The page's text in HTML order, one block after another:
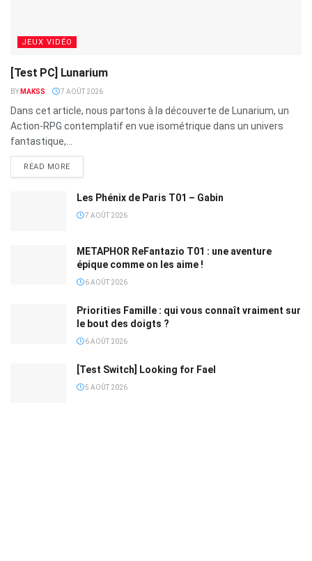
JEUX VIDÉO
[Test PC] Lunarium
BY MAKSS 7 AOÛT 2026
Dans cet article, nous partons à la découverte de Lunarium, un
Action-RPG contemplatif en vue isométrique dans un univers
fantastique,...
READ MORE
Les Phénix de Paris T01 – Gabin
7 AOÛT 2026
METAPHOR ReFantazio T01 : une aventure
épique comme on les aime !
6 AOÛT 2026
Priorities Famille : qui vous connaît vraiment sur
le bout des doigts ?
6 AOÛT 2026
[Test Switch] Looking for Fael
5 AOÛT 2026